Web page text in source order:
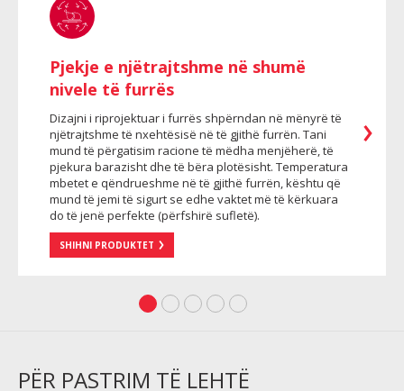
Pjekje e njëtrajtshme në shumë
nivele të furrës
Dizajni i riprojektuar i furrës shpërndan në mënyrë të
njëtrajtshme të nxehtësisë në të gjithë furrën. Tani
mund të përgatisim racione të mëdha menjëherë, të
pjekura barazisht dhe të bëra plotësisht. Temperatura
mbetet e qëndrueshme në të gjithë furrën, kështu që
mund të jemi të sigurt se edhe vaktet më të kërkuara
do të jenë perfekte (përfshirë sufletë).
SHIHNI PRODUKTET
PËR PASTRIM TË LEHTË